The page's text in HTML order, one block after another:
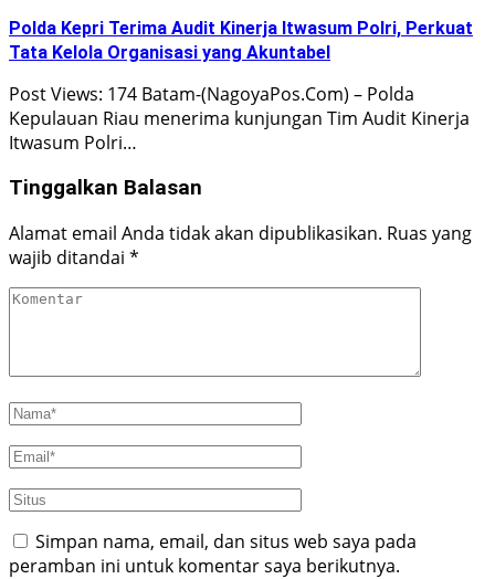
Polda Kepri Terima Audit Kinerja Itwasum Polri, Perkuat
Tata Kelola Organisasi yang Akuntabel
Post Views: 174 Batam-(NagoyaPos.Com) – Polda
Kepulauan Riau menerima kunjungan Tim Audit Kinerja
Itwasum Polri…
Tinggalkan Balasan
Alamat email Anda tidak akan dipublikasikan. Ruas yang
wajib ditandai *
Simpan nama, email, dan situs web saya pada
peramban ini untuk komentar saya berikutnya.